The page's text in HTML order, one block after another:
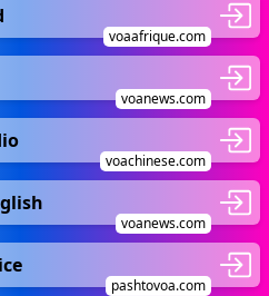
voaafrique.com
voanews.com
voachinese.com
voanews.com
pashtovoa.com